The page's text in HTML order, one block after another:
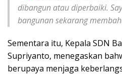
dibangun atau diperbaiki.
bangunan sekarang
Sementara itu, Kepala SDN
Supriyanto, menegaskan
berupaya menjaga